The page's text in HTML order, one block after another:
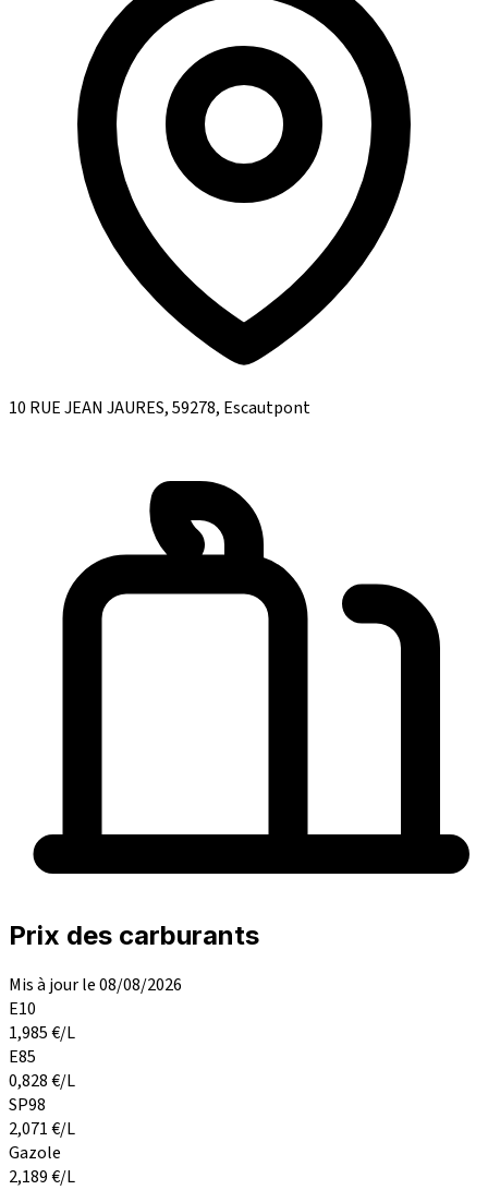
10 RUE JEAN JAURES, 59278, Escautpont
Prix des carburants
Mis à jour le 08/08/2026
E10
1,985€/L
E85
0,828€/L
SP98
2,071€/L
Gazole
2,189€/L